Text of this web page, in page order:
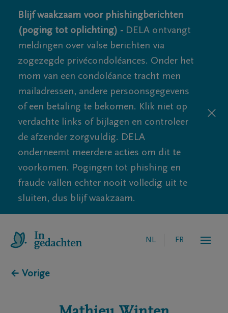
Blijf waakzaam voor phishingberichten
(poging tot oplichting) - DELA ontvangt
meldingen over valse berichten via
zogezegde privécondoléances. Onder het
mom van een condoléance tracht men
mailadressen, andere persoonsgegevens
of een betaling te bekomen. Klik niet op
verdachte links of bijlagen en controleer
de afzender zorgvuldig. DELA
onderneemt meerdere acties om dit te
voorkomen. Pogingen tot phishing en
fraude vallen echter nooit volledig uit te
sluiten, dus blijf waakzaam.
NL FR
← Vorige